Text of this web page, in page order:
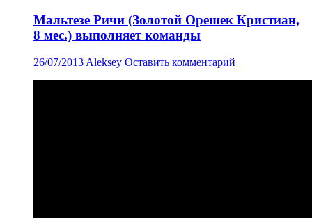
Мальтезе Ричи (Золотой Орешек Кристиан,
8 мес.) выполняет команды
26/07/2013 Aleksey Оставить комментарий